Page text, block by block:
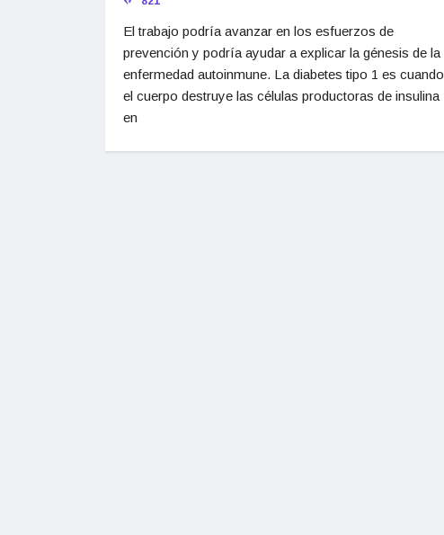
El trabajo podría avanzar en los esfuerzos de
prevención y podría ayudar a explicar la génesis de la
enfermedad autoinmune. La diabetes tipo 1 es cuando
el cuerpo destruye las células productoras de insulina
en